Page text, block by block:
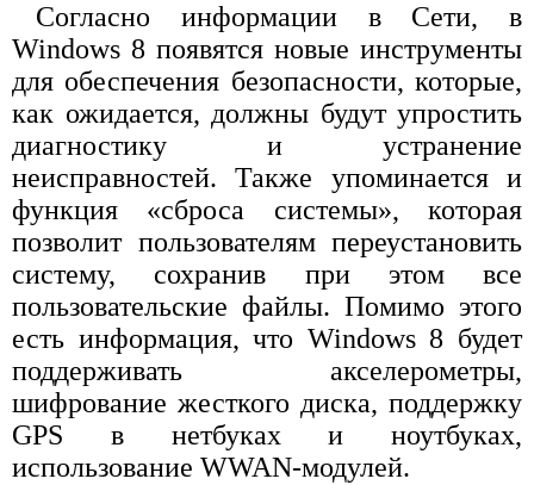
Согласно информации в Сети, в
Windows 8 появятся новые инструменты
для обеспечения безопасности, которые,
как ожидается, должны будут упростить
диагностику и устранение
неисправностей. Также упоминается и
функция «сброса системы», которая
позволит пользователям переустановить
систему, сохранив при этом все
пользовательские файлы. Помимо этого
есть информация, что Windows 8 будет
поддерживать акселерометры,
шифрование жесткого диска, поддержку
GPS в нетбуках и ноутбуках,
использование WWAN-модулей.